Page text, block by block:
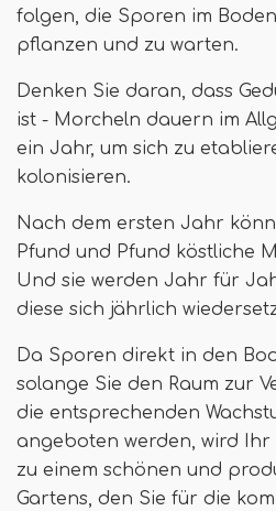
folgen, die Sporen im
pflanzen und zu warten.
Denken Sie daran, dass
ist - Morcheln dauern im
ein Jahr, um sich zu
kolonisieren.
Nach dem ersten Jahr
Pfund und Pfund köstliche
Und sie werden Jahr für
diese sich jährlich
Da Sporen direkt in den
solange Sie den Raum zur
die entsprechenden
angeboten werden, wird Ihr
zu einem schönen und
Gartens, den Sie für die